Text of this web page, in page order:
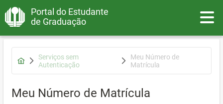
Portal do Estudante
de Graduação
Serviços sem
Autenticação
Meu Número de
Matrícula
Meu Número de Matrícula